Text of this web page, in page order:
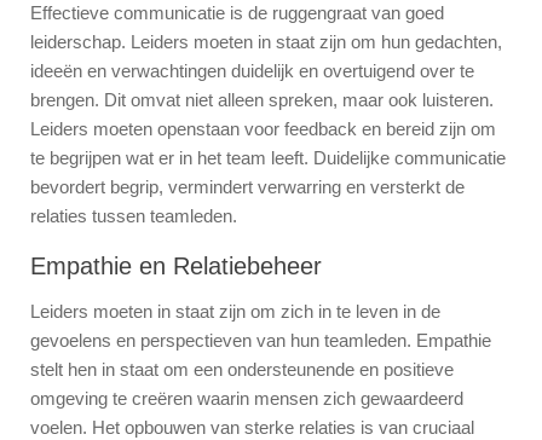
Effectieve communicatie is de ruggengraat van goed
leiderschap. Leiders moeten in staat zijn om hun gedachten,
ideeën en verwachtingen duidelijk en overtuigend over te
brengen. Dit omvat niet alleen spreken, maar ook luisteren.
Leiders moeten openstaan voor feedback en bereid zijn om
te begrijpen wat er in het team leeft. Duidelijke communicatie
bevordert begrip, vermindert verwarring en versterkt de
relaties tussen teamleden.
Empathie en Relatiebeheer
Leiders moeten in staat zijn om zich in te leven in de
gevoelens en perspectieven van hun teamleden. Empathie
stelt hen in staat om een ondersteunende en positieve
omgeving te creëren waarin mensen zich gewaardeerd
voelen. Het opbouwen van sterke relaties is van cruciaal